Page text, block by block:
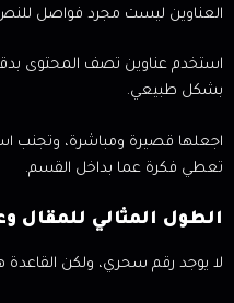
العناوين ليست مجرد فواصل
استخدم عناوين تصف المحتوى
بشكل طبيعي.
اجعلها قصيرة ومباشرة، وتجنب
تعطي فكرة عما بداخل القسم.
الطول المثالي للمقال
لا يوجد رقم سحري، ولكن القاعدة